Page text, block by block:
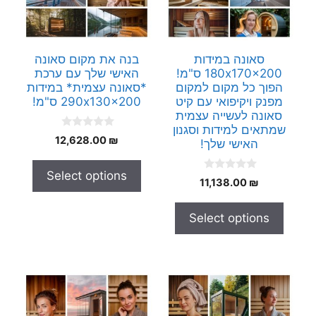
סאונה במידות
180x170x200 ס"מ!
הפוך כל מקום למקום
מפנק ויקיפואי עם קיט
סאונה לעשייה עצמית
שמתאים למידות וסגנון
האישי שלך!
0
o
o
5
11,138.00 ₪
Select options
בנה את מקום סאונה
האישי שלך עם ערכת
*סאונה עצמית* במידות
290x130x200 ס"מ!
0
o
o
5
12,628.00 ₪
Select options